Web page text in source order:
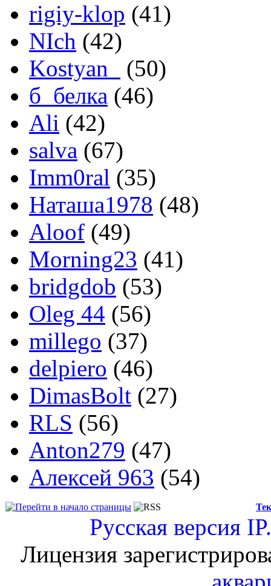
rigiy-klop (41)
NIch (42)
Kostyan_
(50)
б_белка (46)
Ali (42)
salva (67)
Imm0ral (35)
Наташа1978 (48)
Aloof (49)
Morning23 (41)
bridgdob (53)
Oleg 44 (56)
millego (37)
delpiero (46)
DimasBolt (27)
RLS (56)
Anton279 (47)
Алексей 963 (54)
Русская версия
Лицензия